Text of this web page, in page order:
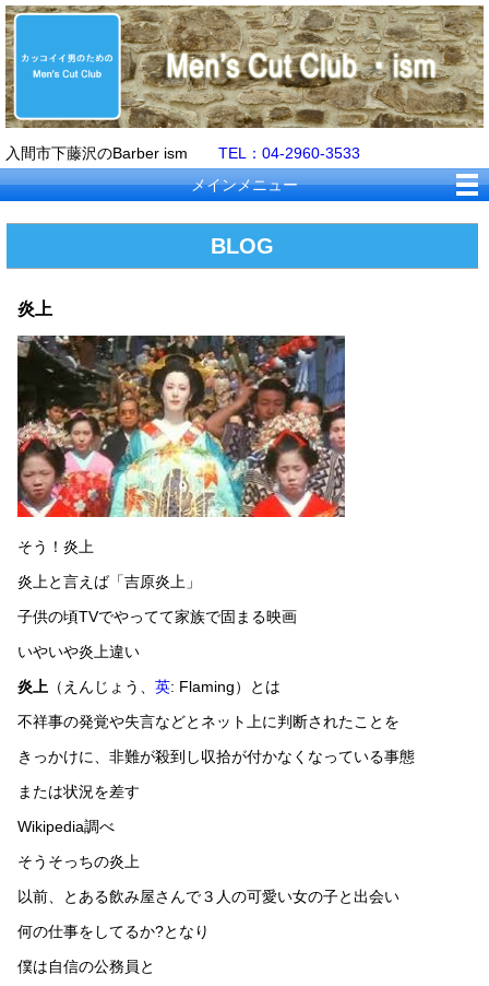
入間市下藤沢のBarber ism TEL：04-2960-3533
メインメニュー
BLOG
炎上
そう！炎上
炎上と言えば「吉原炎上」
子供の頃TVでやってて家族で固まる映画
いやいや炎上違い
炎上 （えんじょう、 英: Flaming）とは
不祥事の発覚や失言などとネット上に判断されたことを
きっかけに、非難が殺到し収拾が付かなくなっている事態
または状況を差す
Wikipedia調べ
そうそっちの炎上
以前、とある飲み屋さんで３人の可愛い女の子と出会い
何の仕事をしてるか?となり
僕は自信の公務員と